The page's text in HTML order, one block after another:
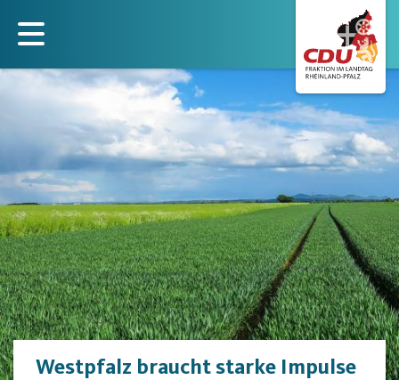
zum
Inhalt
Westpfalz braucht starke Impulse